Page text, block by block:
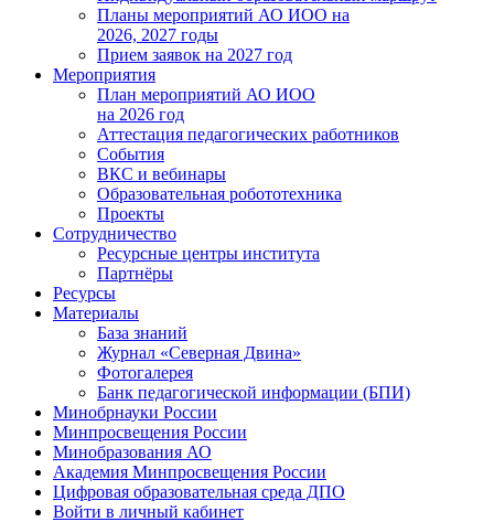
Планы мероприятий АО ИОО на
2026, 2027 годы
Прием заявок на 2027 год
Мероприятия
План мероприятий АО ИОО
на 2026 год
Аттестация педагогических работников
События
ВКС и вебинары
Образовательная робототехника
Проекты
Сотрудничество
Ресурсные центры института
Партнёры
Ресурсы
Материалы
База знаний
Журнал «Северная Двина»
Фотогалерея
Банк педагогической информации (БПИ)
Минобрнауки России
Минпросвещения России
Минобразования АО
Академия Минпросвещения России
Цифровая образовательная среда ДПО
Войти в личный кабинет